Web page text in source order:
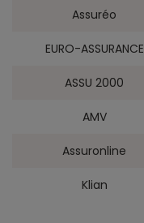
Assuréo
EURO-ASSURANCE
ASSU 2000
AMV
Assuronline
Klian